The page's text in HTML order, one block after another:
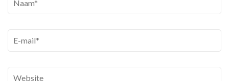
E-
mail*
Website